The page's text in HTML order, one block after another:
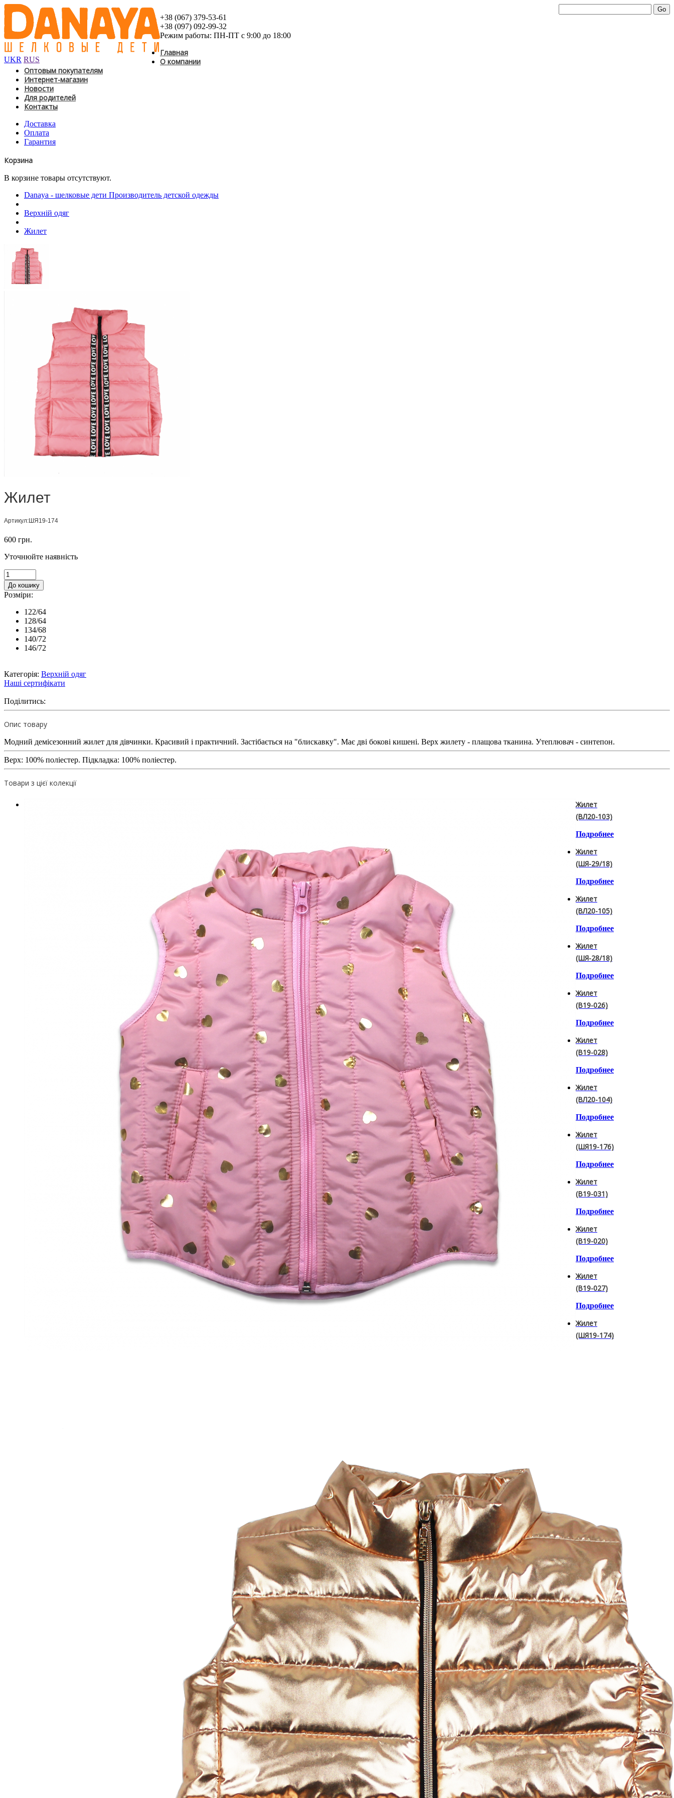
UKR RUS
+38 (067) 379-53-61
+38 (097) 092-99-32
Режим работы: ПН-ПТ с 9:00 до 18:00
Главная
О компании
Оптовым покупателям
Интернет-магазин
Новости
Для родителей
Контакты
Доставка
Оплата
Гарантия
Корзина
В корзине товары отсутствуют.
Danaya - шелковые дети Производитель детской одежды
Верхній одяг
Жилет
Жилет
Артикул:ШЯ19-174
600 грн.
Уточнюйте наявність
До кошику
Розміри:
122/64
128/64
134/68
140/72
146/72
Категорія: Верхній одяг
Наші сертифікати
Поділитись:
Опис товару
Модний демісезонний жилет для дівчинки. Красивий і практичний. Застібається на "блискавку". Має дві бокові кишені. Верх жилету - плащова тканина. Утеплювач - синтепон.
Верх: 100% поліестер. Підкладка: 100% поліестер.
Товари з цієї колекції
Жилет
(ВЛ20-103)
Подробнее
Жилет
(ШЯ-29/18)
Подробнее
Жилет
(ВЛ20-105)
Подробнее
Жилет
(ШЯ-28/18)
Подробнее
Жилет
(B19-026)
Подробнее
Жилет
(B19-028)
Подробнее
Жилет
(ВЛ20-104)
Подробнее
Жилет
(ШЯ19-176)
Подробнее
Жилет
(B19-031)
Подробнее
Жилет
(B19-020)
Подробнее
Жилет
(B19-027)
Подробнее
Жилет
(ШЯ19-174)